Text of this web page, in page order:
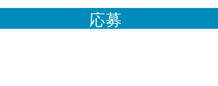
応募